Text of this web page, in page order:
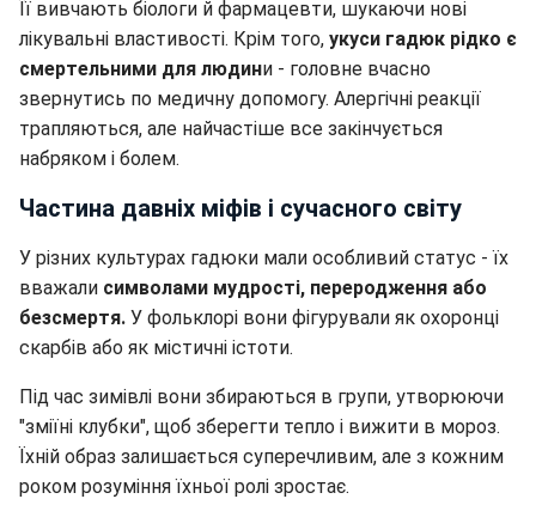
Її вивчають біологи й фармацевти, шукаючи нові
лікувальні властивості. Крім того, укуси гадюк рідко є
смертельними для людини - головне вчасно
звернутись по медичну допомогу. Алергічні реакції
трапляються, але найчастіше все закінчується
набряком і болем.
Частина давніх міфів і сучасного світу
У різних культурах гадюки мали особливий статус - їх
вважали символами мудрості, переродження або
безсмертя. У фольклорі вони фігурували як охоронці
скарбів або як містичні істоти.
Під час зимівлі вони збираються в групи, утворюючи
"зміїні клубки", щоб зберегти тепло і вижити в мороз.
Їхній образ залишається суперечливим, але з кожним
роком розуміння їхньої ролі зростає.